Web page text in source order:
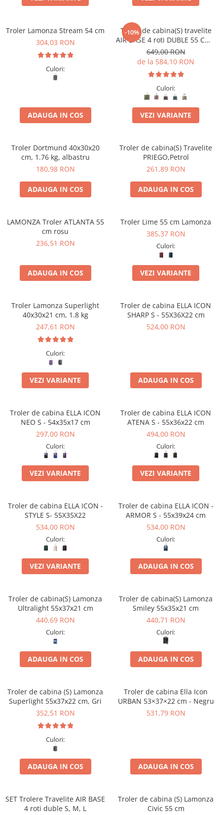
Business Travel
Reduceri bagaje
Troler Lamonza Stream 54 cm
304,03 RON
Culori:
ADAUGA IN COS
-10%
Troler de cabina(S) travelite
AIR BASE 4 roti DUBLE 55 CM -
S
649,00 RON
de la 584,10 RON
Culori:
VEZI VARIANTE
Troler Dortmund 40x30x20
cm, 1.76 kg, albastru
180,98 RON
ADAUGA IN COS
Troler de cabina(S) Travelite
PRIEGO,Petrol
261,89 RON
ADAUGA IN COS
LAMONZA Troler ATLANTA 55
cm rosu
236,51 RON
ADAUGA IN COS
Troler Lime 55 cm Lamonza
385,37 RON
Culori:
VEZI VARIANTE
Troler Lamonza Superlight
40x30x21 cm, 1.8 kg
247,61 RON
Culori:
VEZI VARIANTE
Troler de cabina ELLA ICON
SHARP S - 55X36X22 cm
524,00 RON
ADAUGA IN COS
Troler de cabina ELLA ICON
NEO S - 54x35x17 cm
297,00 RON
Culori:
VEZI VARIANTE
Troler de cabina ELLA ICON
ATENA S - 55x36x22 cm
494,00 RON
Culori:
VEZI VARIANTE
Troler de cabina ELLA ICON -
STYLE S- 55X35X22
534,00 RON
Culori:
VEZI VARIANTE
Troler de cabina ELLA ICON -
ARMOR S - 55x39x24 cm
534,00 RON
Culori:
ADAUGA IN COS
Troler de cabina(S) Lamonza
Ultralight 55x37x21 cm
440,69 RON
Culori:
ADAUGA IN COS
Troler de cabina(S) Lamonza
Smiley 55x35x21 cm
440,71 RON
Culori:
ADAUGA IN COS
Troler de cabina (S) Lamonza
Superlight 55x37x22 cm, Gri
352,51 RON
Culori:
ADAUGA IN COS
Troler de cabina Ella Icon
URBAN 53×37×22 cm - Negru
531,79 RON
ADAUGA IN COS
SET Trolere Travelite AIR BASE
4 roti duble S, M, L
Troler de cabina (S) Lamonza
Civic 55 cm